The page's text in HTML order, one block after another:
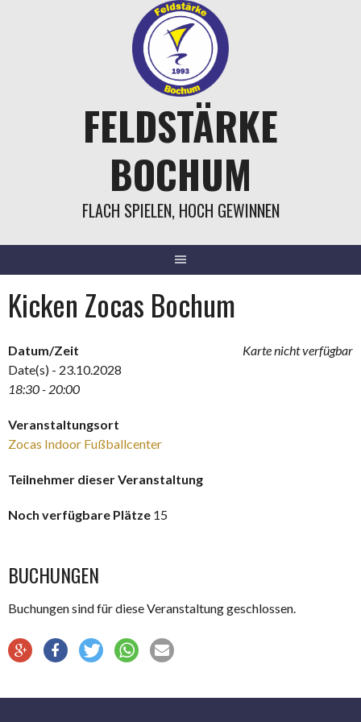
FELDSTÄRKE
BOCHUM
FLACH SPIELEN, HOCH GEWINNEN
Kicken Zocas Bochum
Karte nicht verfügbar
Datum/Zeit
Date(s) - 23.10.2028
18:30 - 20:00
Veranstaltungsort
Zocas Indoor Fußballcenter
Teilnehmer dieser Veranstaltung
Noch verfügbare Plätze 15
BUCHUNGEN
Buchungen sind für diese Veranstaltung geschlossen.